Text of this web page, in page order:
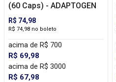
(60 Caps) - ADAPTOGEN
R$ 74,98
R$ 74,98 no boleto
acima de R$ 700
R$ 69,98
acima de R$ 3000
R$ 67,98